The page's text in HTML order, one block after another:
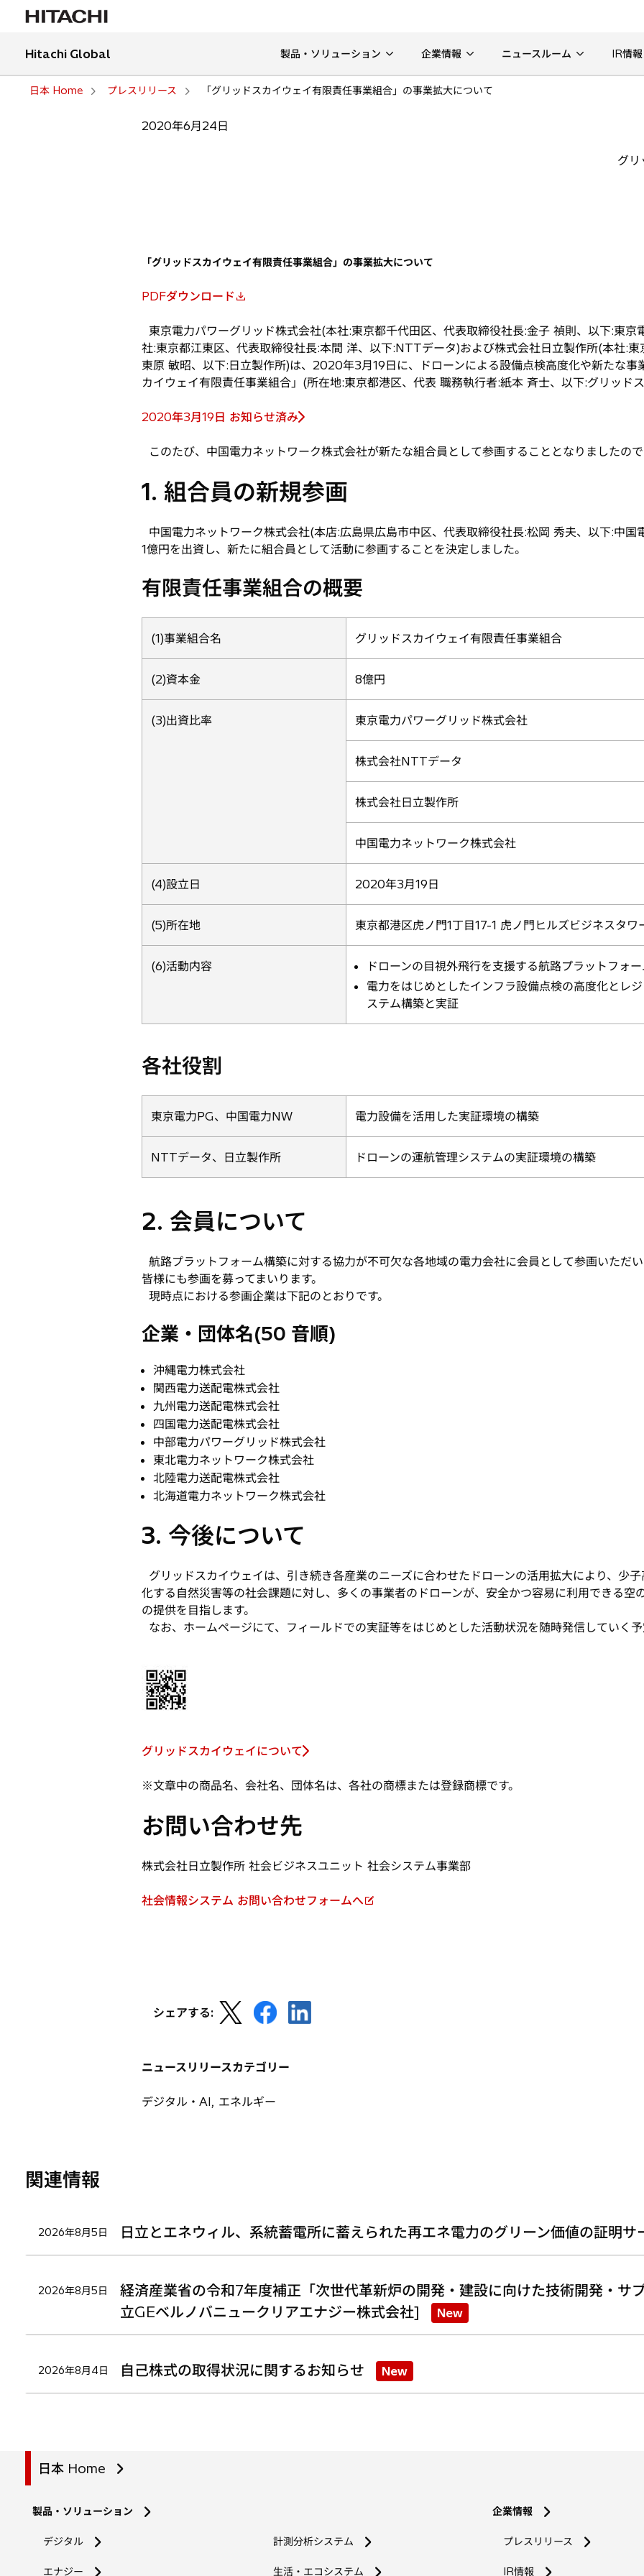
Hitachi Global 製品・ソリューション 企業情報 ニュースルーム IR情報
日本 Home プレスリリース 「グリッドスカイウェイ有限責任事業組合」の事業拡大について
2020年6月24日
グリ
「グリッドスカイウェイ有限責任事業組合」の事業拡大について
PDFダウンロード
新
い
タ
ブ
で
く
東京電力パワーグリッド株式会社(本社:東京都千代田区、代表取締役社長:金子 禎則、以下:東
社:東京都江東区、代表取締役社長:本間 洋、以下:NTTデータ)および株式会社日立製作所(本社:
東原 敏昭、以下:日立製作所)は、2020年3月19日に、ドローンによる設備点検高度化や新たな事
カイウェイ有限責任事業組合」(所在地:東京都港区、代表 職務執行者:紙本 斉士、以下:グリッド
2020年3月19日 お知らせ済み
このたび、中国電力ネットワーク株式会社が新たな組合員として参画することとなりましたの
1. 組合員の新規参画
中国電力ネットワーク株式会社(本店:広島県広島市中区、代表取締役社長:松岡 秀夫、以下:中
1億円を出資し、新たに組合員として活動に参画することを決定しました。
有限責任事業組合の概要
(1)事業組合名 グリッドスカイウェイ有限責任事業組合
(2)資本金 8億円
(3)出資比率 東京電力パワーグリッド株式会社
株式会社NTTデータ
株式会社日立製作所
中国電力ネットワーク株式会社
(4)設立日 2020年3月19日
(5)所在地 東京都港区虎ノ門1丁目17-1 虎ノ門ヒルズビジネスタワ
(6)活動内容
ドローンの目視外飛行を支援する航路プラットフォ
電力をはじめとしたインフラ設備点検の高度化とレ
ステム構築と実証
各社役割
東京電力PG、中国電力NW 電力設備を活用した実証環境の構築
NTTデータ、日立製作所 ドローンの運航管理システムの実証環境の構築
2. 会員について
航路プラットフォーム構築に対する協力が不可欠な各地域の電力会社に会員として参画いただ
皆様にも参画を募ってまいります。
現時点における参画企業は下記のとおりです。
企業・団体名(50 音順)
沖縄電力株式会社
関西電力送配電株式会社
九州電力送配電株式会社
四国電力送配電株式会社
中部電力パワーグリッド株式会社
東北電力ネットワーク株式会社
北陸電力送配電株式会社
北海道電力ネットワーク株式会社
3. 今後について
グリッドスカイウェイは、引き続き各産業のニーズに合わせたドローンの活用拡大により、少
化する自然災害等の社会課題に対し、多くの事業者のドローンが、安全かつ容易に利用できる空
の提供を目指します。
なお、ホームページにて、フィールドでの実証等をはじめとした活動状況を随時発信していく
グリッドスカイウェイについて
新
い
ブ
開
※文章中の商品名、会社名、団体名は、各社の商標または登録商標です。
お問い合わせ先
株式会社日立製作所 社会ビジネスユニット 社会システム事業部
社会情報システム お問い合わせフォームへ
新
シェアする:
し
タ
で
新
し
ニュースリリースカテゴリー
デジタル・AI, エネルギー
関連情報
2026年8月5日 日立とエネウィル、系統蓄電所に蓄えられた再エネ電力のグリーン価値の証明
2026年8月5日
経済産業省の令和7年度補正「次世代革新炉の開発・建設に向けた技術開発・サ
立GEベルノバニュークリアエナジー株式会社]
New
2026年8月4日 自己株式の取得状況に関するお知らせ New
日本 Home
製品・ソリューション
デジタル
エナジー
計測分析システム
生活・エコシステム
企業情報
プレスリリース
IR情報